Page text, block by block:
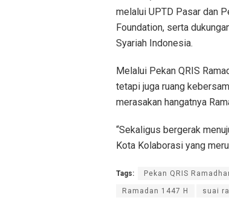
melalui UPTD Pasar dan
Foundation, serta
Syariah Indonesia.
Melalui Pekan QRIS
tetapi juga ruang
merasakan hangatnya
“Sekaligus bergerak
Kota Kolaborasi yang
Tags: Pekan QRIS
Ramadan 1447 H suai